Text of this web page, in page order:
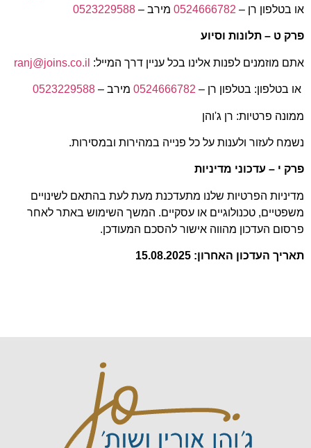
או בטלפון רן – 0524666782 מירב – 0523229588
פרק ט – תלונות וסיוע
אתם מוזמנים לפנות אלינו בכל עניין דרך המייל: ranj@joins.co.il
או בטלפון: בטלפון רן – 0524666782 מירב – 0523229588
ממונה פרטיות: רן ג'והן
נשמח לעזור ולענות על כל פנייה במהירות ובמסירות.
פרק י – עדכוני מדיניות
מדיניות הפרטיות שלנו מתעדכנת מעת לעת בהתאם לשינויים
משפטיים, טכנולוגיים או עסקיים. המשך השימוש באתר לאחר
פרסום העדכון מהווה אישור להסכם המעודכן.
תאריך העדכון האחרון: 15.08.2025